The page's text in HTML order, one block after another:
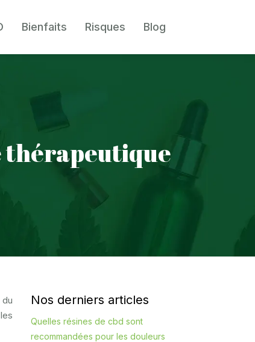
Bienfaits Risques Blog
thérapeutique
Nos derniers articles
Quelles résines de cbd sont
recommandées pour les douleurs